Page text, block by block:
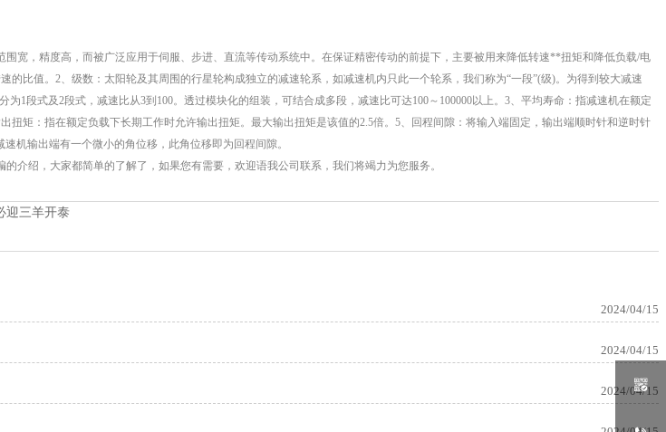
，精度高，而被广泛应用于伺服、步进、直流等传动系统中。在保证精密传动的前提下，主要被用来降低转速**扭矩和降低负载/电
的比值。2、级数：太阳轮及其周围的行星轮构成独立的减速轮系，如减速机内只此一个轮系，我们称为“一段”(级)。为得到较大减速
1段式及2段式，减速比从3到100。透过模块化的组装，可结合成多段，减速比可达100～100000以上。3、平均寿命：指减速机在额定
扭矩：指在额定负载下长期工作时允许输出扭矩。最大输出扭矩是该值的2.5倍。5、回程间隙：将输入端固定，输出端顺时针和逆时针
机输出端有一个微小的角位移，此角位移即为回程间隙。
绍，大家都简单的了解了，如果您有需要，欢迎语我公司联系，我们将竭力为您服务。
迎三羊开泰
2024/04/15
2024/04/15
2024/04/15
